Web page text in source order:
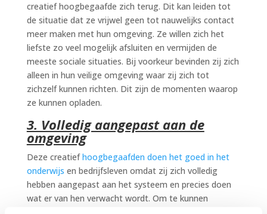
creatief hoogbegaafde zich terug. Dit kan leiden tot
de situatie dat ze vrijwel geen tot nauwelijks contact
meer maken met hun omgeving. Ze willen zich het
liefste zo veel mogelijk afsluiten en vermijden de
meeste sociale situaties. Bij voorkeur bevinden zij zich
alleen in hun veilige omgeving waar zij zich tot
zichzelf kunnen richten. Dit zijn de momenten waarop
ze kunnen opladen.
3. Volledig aangepast aan de
omgeving
Deze creatiefhoogbegaafden doen het goed in het
onderwijs en bedrijfsleven omdat zij zich volledig
hebben aangepast aan het systeem en precies doen
wat er van hen verwacht wordt. Om te kunnen